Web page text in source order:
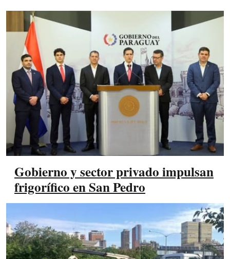
Gobierno y sector privado impulsan
frigorífico en San Pedro